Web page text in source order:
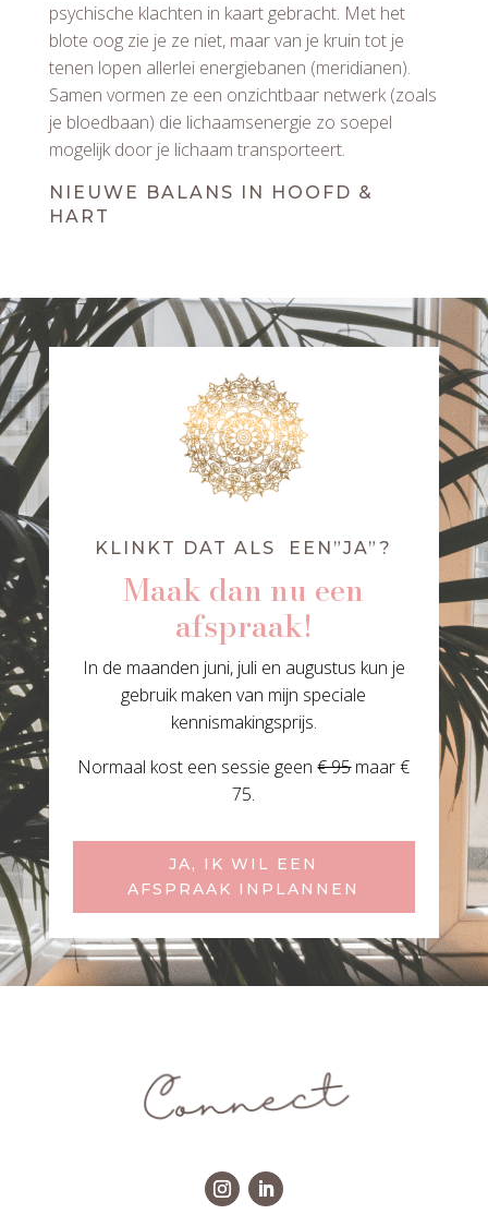
psychische klachten in kaart gebracht. Met het
blote oog zie je ze niet, maar van je kruin tot je
tenen lopen allerlei energiebanen (meridianen).
Samen vormen ze een onzichtbaar netwerk (zoals
je bloedbaan) die lichaamsenergie zo soepel
mogelijk door je lichaam transporteert.
NIEUWE BALANS IN HOOFD &
HART
KLINKT DAT ALS EEN”JA”?
Maak dan nu een
afspraak!
In de maanden juni, juli en augustus kun je
gebruik maken van mijn speciale
kennismakingsprijs.
Normaal kost een sessie geen€ 95maar €
75.
JA, IK WIL EEN
AFSPRAAK INPLANNEN